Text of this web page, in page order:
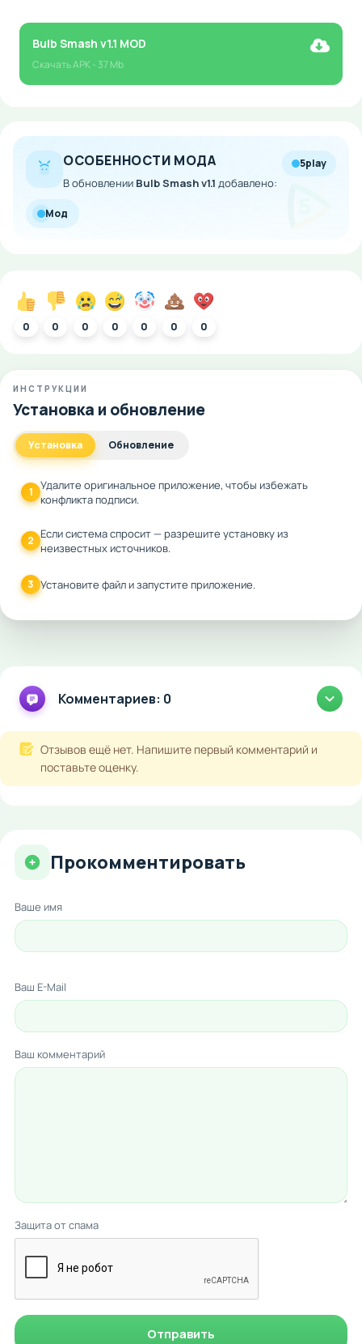
Bulb Smash v1.1 MOD
СкачатьAPK- 37 Mb
ОСОБЕННОСТИ МОДА
В обновлении Bulb Smash v1.1 добавлено:
5play
Мод
0 0 0 0 0 0 0
ИНСТРУКЦИИ
Установка и обновление
Установка Обновление
1 Удалите оригинальное приложение, чтобы избежать
конфликта подписи.
2 Если система спросит — разрешите установку из
неизвестных источников.
3 Установите файл и запустите приложение.
Комментариев: 0
Отзывов ещё нет. Напишите первый комментарий и
поставьте оценку.
Прокомментировать
Ваше имя
Ваш E-Mail
Ваш комментарий
Защита от спама
Отправить